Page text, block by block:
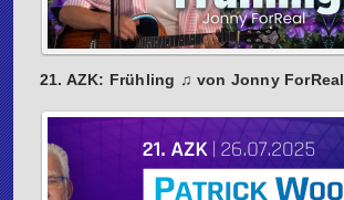
21. AZK: Frühling ♫ von Jonny ForReal